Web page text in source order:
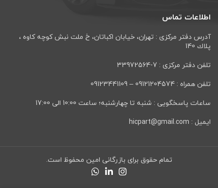
اطلاعات تماس
آدرس دفتر مرکزی : تهران، خيابان اكباتان، خ ملت نبش كوچه كاوه ،
پلاك 140
تلفن دفتر مرکزی : 7-33972564
تلفن همراه : 09121204574 – 09123441109
ساعات پاسخگویی : شنبه تا چهارشنبه؛ ساعت 10:00 الی 17:00
ایمیل : hicpart@gmail.com
تمام حقوق برای بازرگانی امین محفوظ است.